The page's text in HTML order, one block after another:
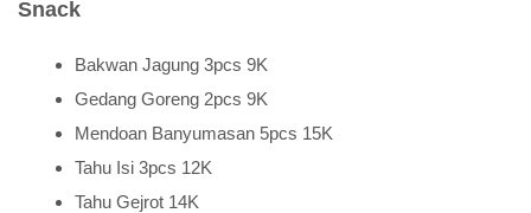
Snack
Bakwan Jagung 3pcs 9K
Gedang Goreng 2pcs 9K
Mendoan Banyumasan 5pcs 15K
Tahu Isi 3pcs 12K
Tahu Gejrot 14K